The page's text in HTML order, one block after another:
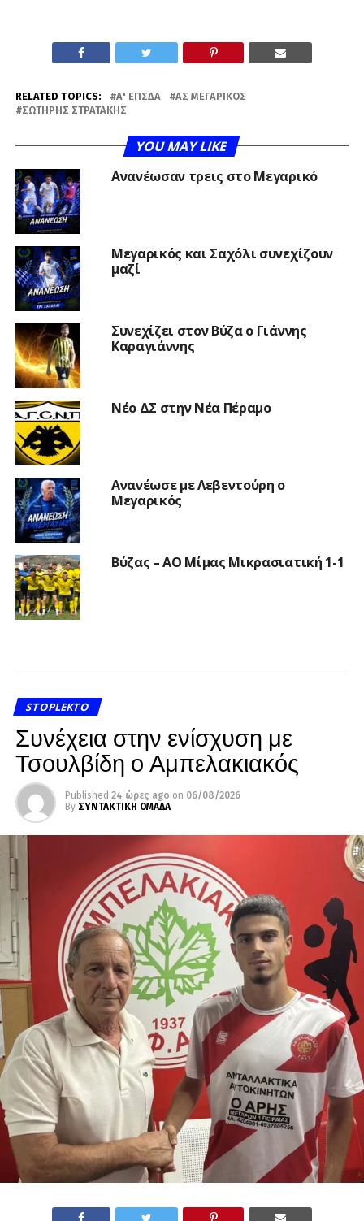
RELATED TOPICS: Α' ΕΠΣΔΑ
ΑΣ ΜΕΓΑΡΙΚΌΣ
ΣΩΤΉΡΗΣ ΣΤΡΑΤΆΚΗΣ
YOU MAY LIKE
Ανανέωσαν τρεις στο Μεγαρικό
Μεγαρικός και Σαχόλι συνεχίζουν
μαζί
Συνεχίζει στον Βύζα ο Γιάννης
Καραγιάννης
Νέο ΔΣ στην Νέα Πέραμο
Ανανέωσε με Λεβεντούρη ο
Μεγαρικός
Βύζας – ΑΟ Μίμας Μικρασιατική 1-1
STOPLEKTO
Συνέχεια στην ενίσχυση με
Τσουλβίδη ο Αμπελακιακός
Published 24 ώρες ago on 06/08/2026
By ΣΥΝΤΑΚΤΙΚΗ ΟΜΑΔΑ